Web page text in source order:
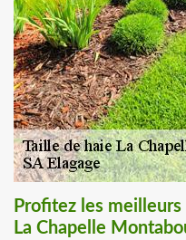
Profitez les meilleurs
La Chapelle